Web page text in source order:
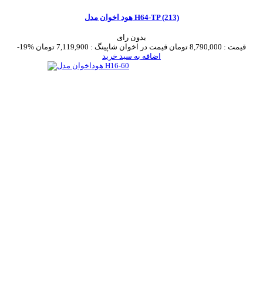
هود اخوان مدل H64-TP (213)
بدون رای
-19%
قیمت : 8,790,000 تومان قیمت در اخوان شاپینگ : 7,119,900 تومان
اضافه به سبد خرید